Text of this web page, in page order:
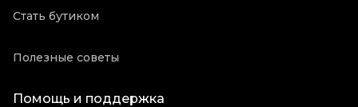
Стать бутиком
Полезные советы
Помощь и поддержка